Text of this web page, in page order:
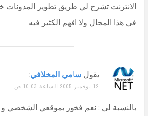
الانترنت تشرح لي طريق تطوير المدونات
في هذا المجال ولا افهم الكثير فيه
يقول سامي المخلافي:
12 نوفمبر 2005 الساعة 10:03 ص
بالنسبة لي : نعم فخور بموقعي الشخصي و